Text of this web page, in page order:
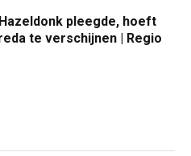
pleegde, hoeft
te verschijnen | Regio